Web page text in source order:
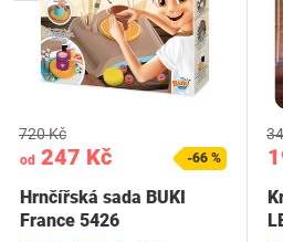
od 247 Kč
720 Kč
-66 %
Hrnčířská sada BUKI
France 5426